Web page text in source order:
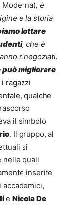
Moderna), è
e la storia
lottare
, che è
rinegoziati.
può migliorare
ragazzi
qualche
il simbolo
. Il gruppo, al
si
nelle quali
inserite
accademici,
e Nicola De